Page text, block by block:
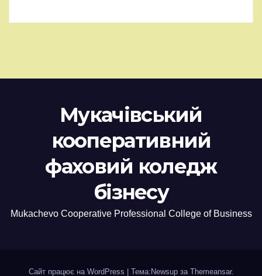
Мукачівський
кооперативний
фаховий коледж
бізнесу
Mukachevo Cooperative Professional College of Business
Сайт працює на WordPress Тема:Newsup за Themeansar.